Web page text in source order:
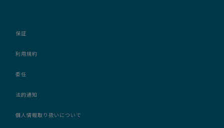
保証
利用規約
委任
法的通知
個人情報取り扱いについて